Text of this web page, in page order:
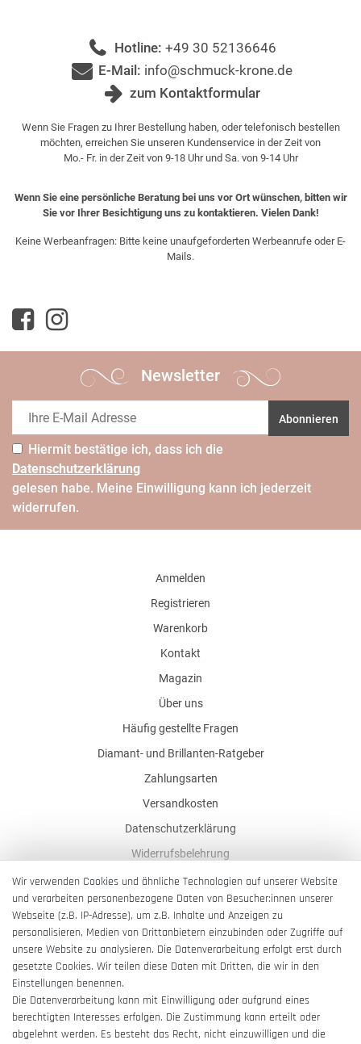
Hotline: +49 30 52136646
E-Mail: info@schmuck-krone.de
zum Kontaktformular
Wenn Sie Fragen zu Ihrer Bestellung haben, oder telefonisch bestellen
möchten, erreichen Sie unseren Kundenservice in der Zeit von
Mo.- Fr. in der Zeit von 9-18 Uhr und Sa. von 9-14 Uhr
Wenn Sie eine persönliche Beratung bei uns vor Ort wünschen, bitten wir
Sie vor Ihrer Besichtigung uns zu kontaktieren. Vielen Dank!
Keine Werbeanfragen: Bitte keine unaufgeforderten Werbeanrufe oder E-
Mails.
Newsletter
Abonnieren
Hiermit bestätige ich, dass ich die
Daten­schutz­erklärung
gelesen habe. Meine Einwilligung kann ich jederzeit
widerrufen.
Anmelden
Registrieren
Warenkorb
Kontakt
Magazin
Über uns
Häufig gestellte Fragen
Diamant- und Brillanten-Ratgeber
Zahlungsarten
Versandkosten
Datenschutzerklärung
Widerrufsbelehrung
AGB
Impressum
Barrierefreiheitserklärung
Vertrag widerrufen
Wir verwenden Cookies und ähnliche Technologien auf unserer Website
und verarbeiten personenbezogene Daten von Besucher:innen unserer
Webseite (z.B. IP-Adresse), um z.B. Inhalte und Anzeigen zu
personalisieren, Medien von Drittanbietern einzubinden oder Zugriffe auf
unsere Website zu analysieren. Die Datenverarbeitung erfolgt erst durch
gesetzte Cookies. Wir teilen diese Daten mit Dritten, die wir in den
Einstellungen benennen.
Die Datenverarbeitung kann mit Einwilligung oder aufgrund eines
berechtigten Interesses erfolgen. Die Zustimmung kann erteilt oder
abgelehnt werden. Es besteht das Recht, nicht einzuwilligen und die